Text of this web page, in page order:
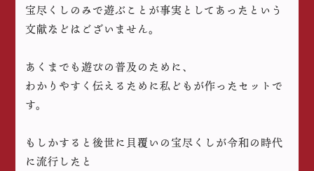
宝尽くしのみで遊ぶことが事実としてあったという
文献などはございません。
あくまでも遊びの普及のために、
わかりやすく伝えるために私どもが作ったセットで
す。
もしかすると後世に貝覆いの宝尽くしが令和の時代
に流行したと